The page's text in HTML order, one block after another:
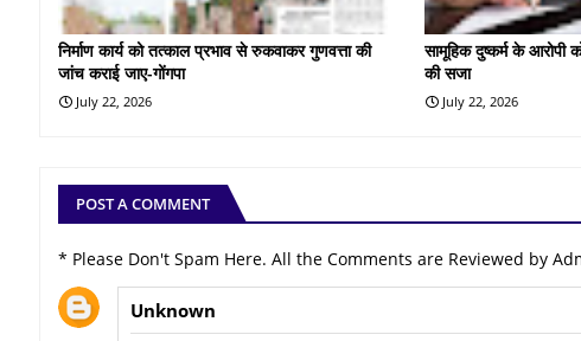
निर्माण कार्य को तत्काल प्रभाव से रुकवाकर गुणवत्ता की
जांच कराई जाए-गोंगपा
July 22, 2026
सामूहिक दुष्कर्म के आरोपी
की सजा
July 22, 2026
POST A COMMENT
* Please Don't Spam Here. All the Comments are Reviewed by
Unknown